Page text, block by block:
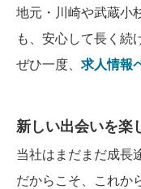
地元・川崎や武蔵小
も、安心して長く続
ぜひ一度、 求人情報
新しい出会いを楽
当社はまだまだ成長
だからこそ、これか